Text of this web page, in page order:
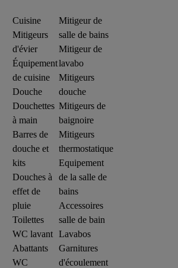
Cuisine
Mitigeurs
d'évier
Équipement
de cuisine
Douche
Douchettes
à main
Barres de
douche et
kits
Douches à
effet de
pluie
Toilettes
WC lavant
Abattants
WC
Mitigeur de
salle de bains
Mitigeur de
lavabo
Mitigeurs
douche
Mitigeurs de
baignoire
Mitigeurs
thermostatique
Equipement
de la salle de
bains
Accessoires
salle de bain
Lavabos
Garnitures
d'écoulement